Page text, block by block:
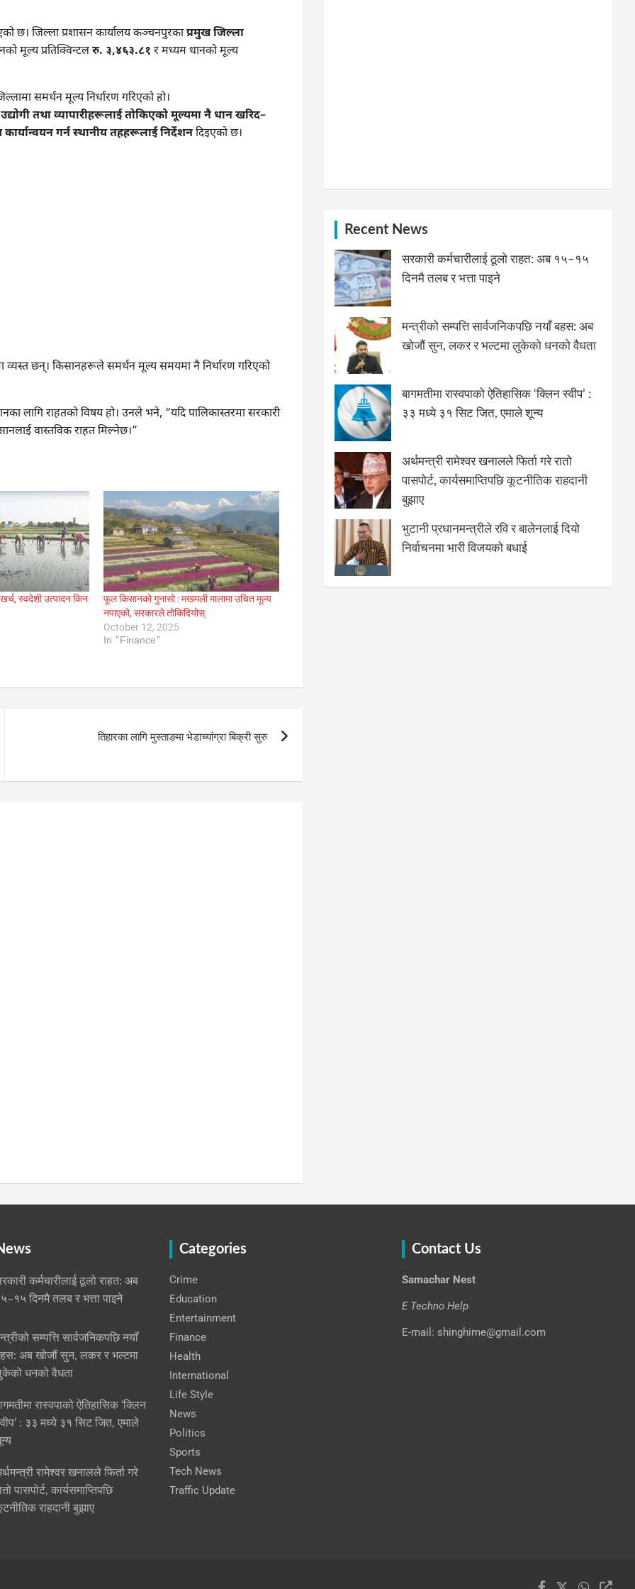
छ। जिल्ला प्रशासन कार्यालय कञ्चनपुरकाप्रमुख जिल्ला
मूल्य प्रतिक्विन्टलरु. ३,४६३.८१ र मध्यम धानको मूल्य
समर्थन मूल्य निर्धारण गरिएको हो।
तथा व्यापारीहरूलाई तोकिएको मूल्यमा नै धान खरिद–
कार्यान्वयन गर्न स्थानीय तहहरूलाई निर्देशनदिइएको छ।
व्यस्त छन्। किसानहरूले समर्थन मूल्य समयमा नै निर्धारण गरिएको
लागि राहतको विषय हो। उनले भने, “यदि पालिकास्तरमा सरकारी
वास्तविक राहत मिल्नेछ।”
स्वदेशी उत्पादन किन
फूल किसानको गुनासो : मखमली मालामा उचित मूल्य
नपाएको, सरकारले तोकिदियोस्
October 12, 2025
In "Finance"
तिहारका लागि मुस्ताङमा भेडाच्यांग्रा बिक्री सुरु
Recent News
सरकारी कर्मचारीलाई ठूलो राहत: अब १५–१५
दिनमै तलब र भत्ता पाइने
मन्त्रीको सम्पत्ति सार्वजनिकपछि नयाँ बहस: अब
खोजौं सुन, लकर र भल्टमा लुकेको धनको वैधता
बागमतीमा रास्वपाको ऐतिहासिक ‘क्लिन स्वीप’ :
३३ मध्ये ३१ सिट जित, एमाले शून्य
अर्थमन्त्री रामेश्वर खनालले फिर्ता गरे रातो
पासपोर्ट, कार्यसमाप्तिपछि कूटनीतिक राहदानी
बुझाए
भुटानी प्रधानमन्त्रीले रवि र बालेनलाई दियो
निर्वाचनमा भारी विजयको बधाई
कर्मचारीलाई ठूलो राहत: अब
दिनमै तलब र भत्ता पाइने
सम्पत्ति सार्वजनिकपछि नयाँ
अब खोजौं सुन, लकर र भल्टमा
धनको वैधता
रास्वपाको ऐतिहासिक ‘क्लिन
: ३३ मध्ये ३१ सिट जित, एमाले
रामेश्वर खनालले फिर्ता गरे
पासपोर्ट, कार्यसमाप्तिपछि
राहदानी बुझाए
Categories
Crime
Education
Entertainment
Finance
Health
International
Life Style
News
Politics
Sports
Tech News
Traffic Update
Contact Us
Samachar Nest
E Techno Help
E-mail: shinghime@gmail.com